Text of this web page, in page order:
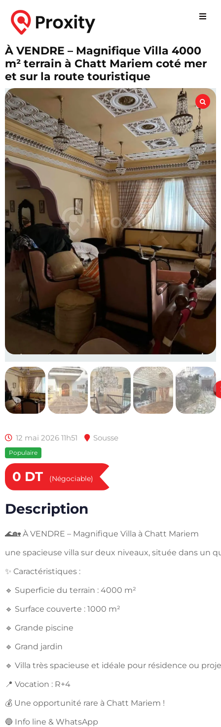
À VENDRE – Magnifique Villa 4000
m² terrain à Chatt Mariem coté mer
et sur la route touristique
12 mai 2026 11h51 Sousse
Populaire
0 DT (Négociable)
Description
🌊🏡 À VENDRE – Magnifique Villa à Chatt Mariem
une spacieuse villa sur deux niveaux, située dans un
✨ Caractéristiques :
🔹 Superficie du terrain : 4000 m²
🔹 Surface couverte : 1000 m²
🔹 Grande piscine
🔹 Grand jardin
🔹 Villa très spacieuse et idéale pour résidence ou
📍 Vocation : R+4
💰 Une opportunité rare à Chatt Mariem !
🔵 Info line & WhatsApp